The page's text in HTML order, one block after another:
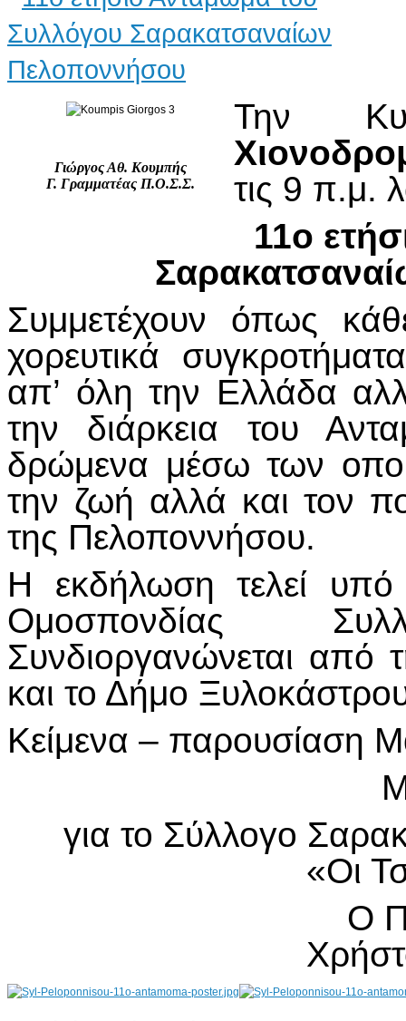
Γιώργος Αθ. Κουμπής
Γ. Γραμματέας Π.Ο.Σ.Σ.
Την
τις 9 π.μ.
11ο
Συμμετέχουν όπως
χορευτικά
απ’ όλη την Ελλάδα
την διάρκεια του
δρώμενα μέσω των
την ζωή αλλά και τον
της Πελοποννήσου.
Η εκδήλωση τελεί υπό
Ομοσπονδίας
Συνδιοργανώνεται από
και το Δήμο
Κείμενα – παρουσίαση
για το Σύλλογο
«Οι
Ο